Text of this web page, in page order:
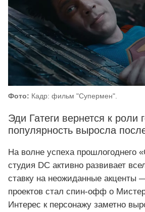
Фото: Кадр: фильм "Супермен".
Эди Гатеги вернется к роли
популярность выросла
На волне успеха прошлогоднего
студия DC активно развивает
ставку на неожиданные акценты
проектов стал спин‑офф о
Интерес к персонажу заметно